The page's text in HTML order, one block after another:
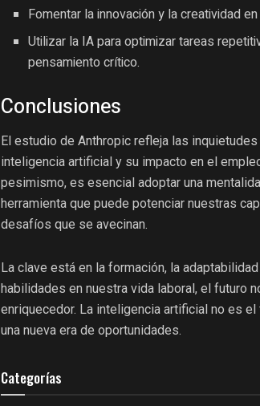
Fomentar la innovación y la creatividad
Utilizar la IA para optimizar tareas
pensamiento crítico.
Conclusiones
El estudio de Anthropic refleja las
inteligencia artificial y su impacto en el
pesimismo, es esencial adoptar una
herramienta que puede potenciar nuestras
desafíos que se avecinan.
La clave está en la formación, la
habilidades en nuestra vida laboral, el futuro
enriquecedor. La inteligencia artificial no es
una nueva era de oportunidades.
Categorías